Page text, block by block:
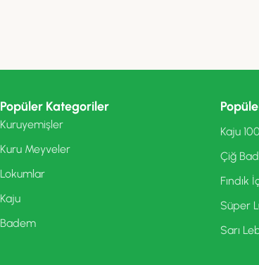
Popüler Kategoriler
Kuruyemişler
Kuru Meyveler
Lokumlar
Kaju
Badem
Kaju
Çiğ
Fındık
Süper
Sarı